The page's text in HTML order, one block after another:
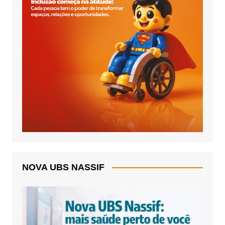
NOVA UBS NASSIF